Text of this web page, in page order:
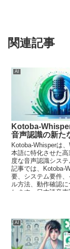
関連記事
AI
Kotoba-
音声認識の新た
Kotoba-Whisperは
本語に特化させた
度な音声認識シス
記事では、Kotoba-
要、システム要件
ル方法、動作確認
します。日本語音声
AI